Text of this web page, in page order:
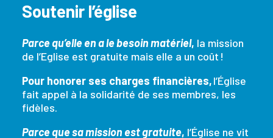
Soutenir l’église
Parce qu’elle en a le besoin matériel, la mission
de l’Eglise est gratuite mais elle a un coût !
Pour honorer ses charges financières,l’Église
fait appel à la solidarité de ses membres, les
fidèles.
Parce que sa mission est gratuite, l’Église ne vit